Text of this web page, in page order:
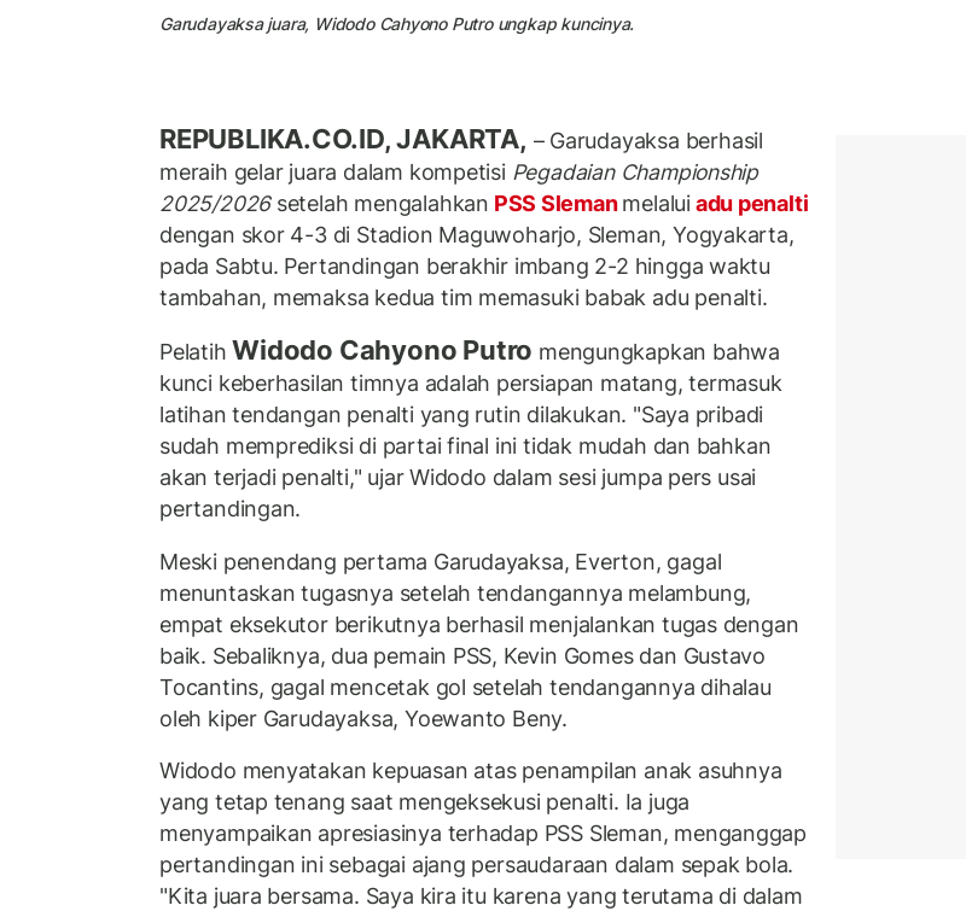
Garudayaksa juara, Widodo Cahyono Putro ungkap kuncinya.
REPUBLIKA.CO.ID, JAKARTA, – Garudayaksa berhasil
meraih gelar juara dalam kompetisi Pegadaian Championship
2025/2026setelah mengalahkan PSS Slemanmelaluiadu penalti
dengan skor 4-3 di Stadion Maguwoharjo, Sleman, Yogyakarta,
pada Sabtu. Pertandingan berakhir imbang 2-2 hingga waktu
tambahan, memaksa kedua tim memasuki babak adu penalti.
Pelatih Widodo Cahyono Putro mengungkapkan bahwa
kunci keberhasilan timnya adalah persiapan matang, termasuk
latihan tendangan penalti yang rutin dilakukan. "Saya pribadi
sudah memprediksi di partai final ini tidak mudah dan bahkan
akan terjadi penalti," ujar Widodo dalam sesi jumpa pers usai
pertandingan.
Meski penendang pertama Garudayaksa, Everton, gagal
menuntaskan tugasnya setelah tendangannya melambung,
empat eksekutor berikutnya berhasil menjalankan tugas dengan
baik. Sebaliknya, dua pemain PSS, Kevin Gomes dan Gustavo
Tocantins, gagal mencetak gol setelah tendangannya dihalau
oleh kiper Garudayaksa, Yoewanto Beny.
Widodo menyatakan kepuasan atas penampilan anak asuhnya
yang tetap tenang saat mengeksekusi penalti. Ia juga
menyampaikan apresiasinya terhadap PSS Sleman, menganggap
pertandingan ini sebagai ajang persaudaraan dalam sepak bola.
"Kita juara bersama. Saya kira itu karena yang terutama di dalam